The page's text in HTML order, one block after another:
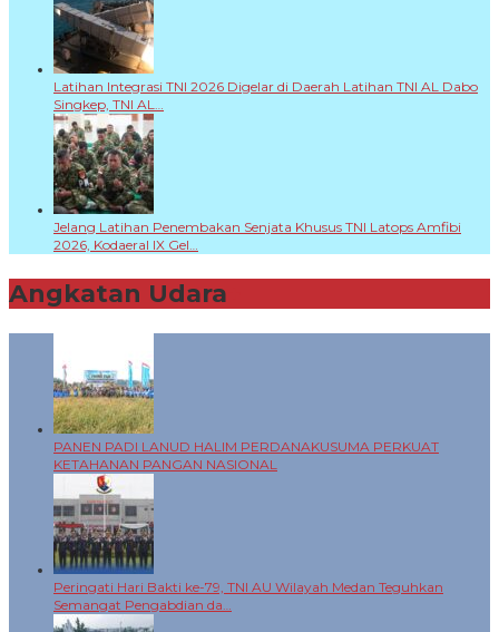
Latihan Integrasi TNI 2026 Digelar di Daerah Latihan TNI AL Dabo
Singkep, TNI AL…
Jelang Latihan Penembakan Senjata Khusus TNI Latops Amfibi
2026, Kodaeral IX Gel…
Angkatan Udara
PANEN PADI LANUD HALIM PERDANAKUSUMA PERKUAT
KETAHANAN PANGAN NASIONAL
Peringati Hari Bakti ke-79, TNI AU Wilayah Medan Teguhkan
Semangat Pengabdian da…